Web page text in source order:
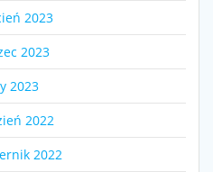
2023
2023
2023
2022
2022